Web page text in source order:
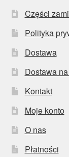
Części
Polityka
Dostawa
Dostawa
Kontakt
Moje konto
O nas
Płatności